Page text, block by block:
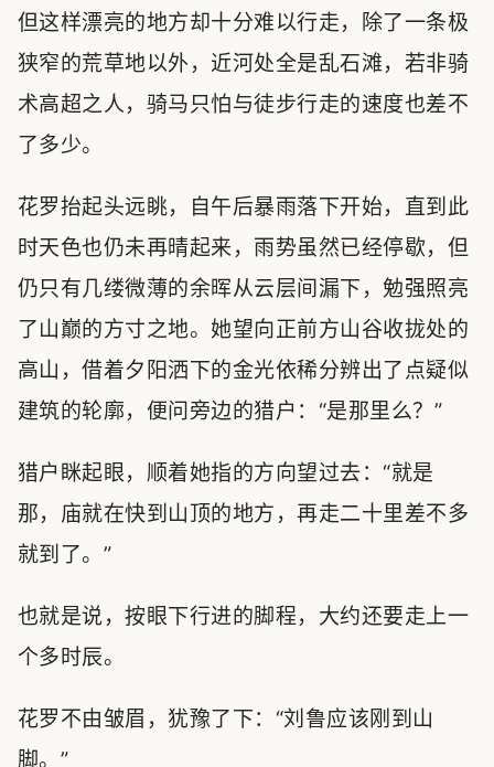
但这样漂亮的地方却十分难以行走，除了一条极
狭窄的荒草地以外，近河处全是乱石滩，若非骑
术高超之人，骑马只怕与徒步行走的速度也差不
了多少。
花罗抬起头远眺，自午后暴雨落下开始，直到此
时天色也仍未再晴起来，雨势虽然已经停歇，但
仍只有几缕微薄的余晖从云层间漏下，勉强照亮
了山巅的方寸之地。她望向正前方山谷收拢处的
高山，借着夕阳洒下的金光依稀分辨出了点疑似
建筑的轮廓，便问旁边的猎户：“是那里么？”
猎户眯起眼，顺着她指的方向望过去：“就是
那，庙就在快到山顶的地方，再走二十里差不多
就到了。”
也就是说，按眼下行进的脚程，大约还要走上一
个多时辰。
花罗不由皱眉，犹豫了下：“刘鲁应该刚到山
脚。”